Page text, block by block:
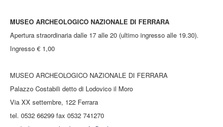
MUSEO ARCHEOLOGICO NAZIONALE DI FERRARA
Apertura straordinaria dalle 17 alle 20 (ultimo ingresso alle 19.30).
Ingresso € 1,00
MUSEO ARCHEOLOGICO NAZIONALE DI FERRARA
Palazzo Costabili detto di Lodovico il Moro
Via XX settembre, 122 Ferrara
tel. 0532 66299 fax 0532 741270